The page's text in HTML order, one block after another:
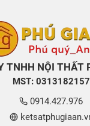
TNHH NỘI THẤT
MST: 0313182157
0914.427.976